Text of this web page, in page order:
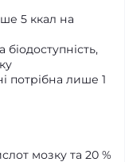
5 ккал на
потрібна лише 1
мозку та 20 %